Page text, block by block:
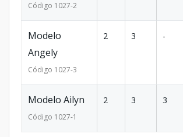
Código 1027-2
Modelo
Angely
Código 1027-3
2 3 -
Modelo Ailyn
Código 1027-1
2 3 3